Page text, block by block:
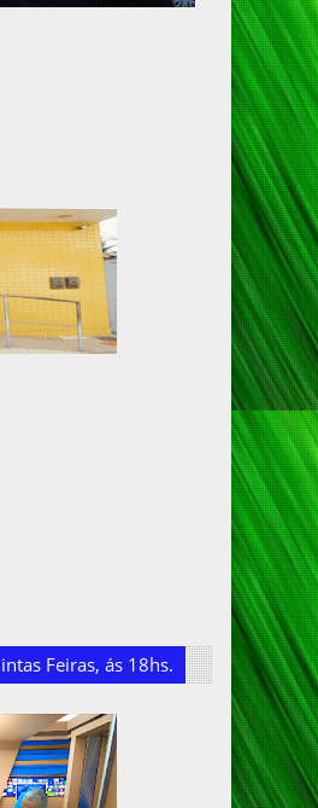
Feiras, ás 18hs.